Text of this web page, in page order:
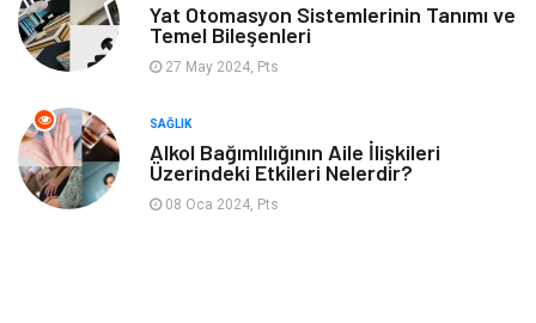
Yat Otomasyon Sistemlerinin Tanımı ve
Temel Bileşenleri
27 May 2024, Pts
SAĞLIK
Alkol Bağımlılığının Aile İlişkileri
Üzerindeki Etkileri Nelerdir?
08 Oca 2024, Pts